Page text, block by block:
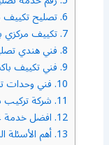
6. تصليح تكييف
7. تكييف مركزي
8. فني هندي
9. فني تكييف
10. فني وحدات
11. شركة
12. افضل خدمة
13. أهم